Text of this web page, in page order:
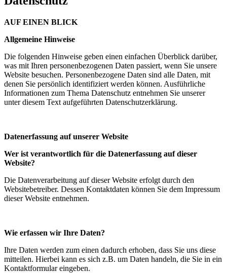
AUF EINEN BLICK
Allgemeine Hinweise
Die folgenden Hinweise geben einen einfachen Überblick darüber,
was mit Ihren personenbezogenen Daten passiert, wenn Sie unsere
Website besuchen. Personenbezogene Daten sind alle Daten, mit
denen Sie persönlich identifiziert werden können. Ausführliche
Informationen zum Thema Datenschutz entnehmen Sie unserer
unter diesem Text aufgeführten Datenschutzerklärung.
Datenerfassung auf unserer Website
Wer ist verantwortlich für die Datenerfassung auf dieser
Website?
Die Datenverarbeitung auf dieser Website erfolgt durch den
Websitebetreiber. Dessen Kontaktdaten können Sie dem Impressum
dieser Website entnehmen.
Wie erfassen wir Ihre Daten?
Ihre Daten werden zum einen dadurch erhoben, dass Sie uns diese
mitteilen. Hierbei kann es sich z.B. um Daten handeln, die Sie in ein
Kontaktformular eingeben.